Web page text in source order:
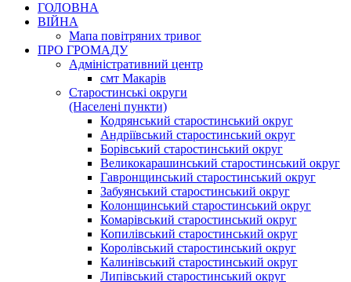
ГОЛОВНА
ВІЙНА
Мапа повітряних тривог
ПРО ГРОМАДУ
Aдміністративний центр
смт Макарів
Старостинські округи
(Населені пункти)
Кодрянський старостинський округ
Андріївський старостинський округ
Борівський старостинський округ
Великокарашинський старостинський округ
Гавронщинський старостинський округ
Забуянський старостинський округ
Колонщинський старостинський округ
Комарівський старостинський округ
Копилівський старостинський округ
Королівський старостинський округ
Калинівський старостинський округ
Липівський старостинський округ